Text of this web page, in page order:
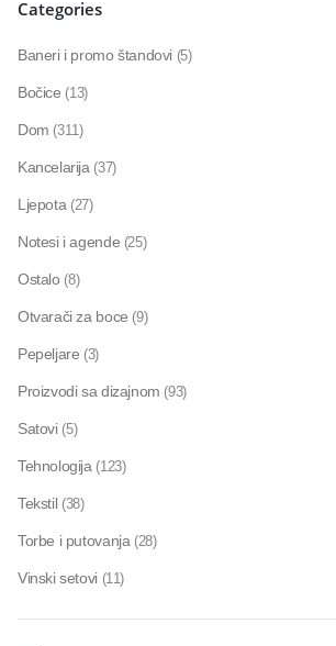
Categories
Baneri i promo štandovi (5)
Bočice (13)
Dom (311)
Kancelarija (37)
Ljepota (27)
Notesi i agende (25)
Ostalo (8)
Otvarači za boce (9)
Pepeljare (3)
Proizvodi sa dizajnom (93)
Satovi (5)
Tehnologija (123)
Tekstil (38)
Torbe i putovanja (28)
Vinski setovi (11)